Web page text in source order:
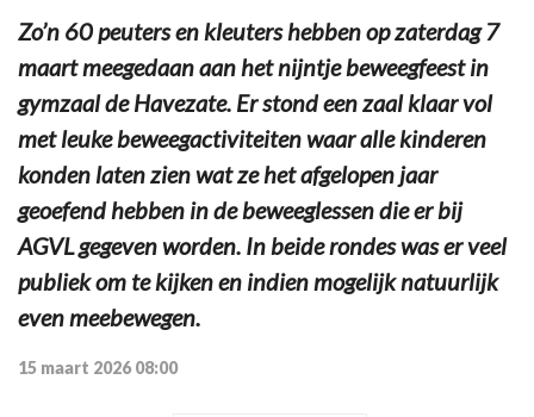
Zo’n 60 peuters en kleuters hebben op zaterdag 7
maart meegedaan aan het nijntje beweegfeest in
gymzaal de Havezate. Er stond een zaal klaar vol
met leuke beweegactiviteiten waar alle kinderen
konden laten zien wat ze het afgelopen jaar
geoefend hebben in de beweeglessen die er bij
AGVL gegeven worden. In beide rondes was er veel
publiek om te kijken en indien mogelijk natuurlijk
even meebewegen.
15 maart 2026 08:00